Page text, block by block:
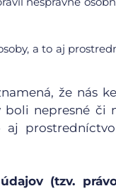
a to aj
že nás
nepresné či
(tzv.